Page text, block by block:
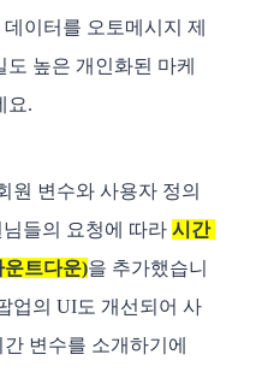
이터를 오토메시지 제
높은 개인화된 마케
요.
원 변수와 사용자 정의
들의 요청에 따라 시간
운트다운)을 추가했습니
업의 UI도 개선되어 사
변수를 소개하기에